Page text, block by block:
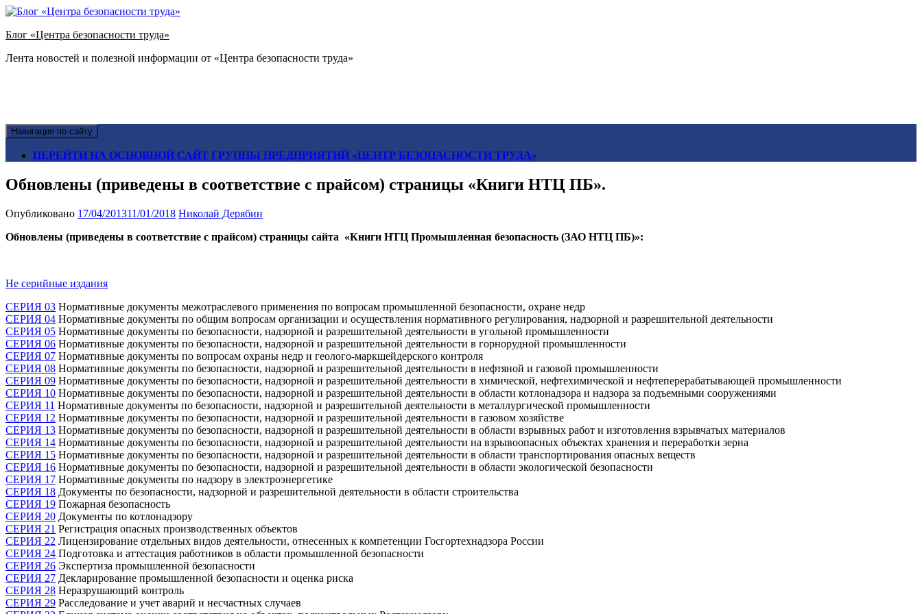
Блог «Центра безопасности труда»
Лента новостей и полезной информации от «Центра безопасности труда»
Навигация по сайту
ПЕРЕЙТИ НА ОСНОВНОЙ САЙТ ГРУППЫ ПРЕДПРИЯТИЙ «ЦЕНТР БЕЗОПАСНОСТИ ТРУДА»
Обновлены (приведены в соответствие с прайсом) страницы «Книги НТЦ ПБ».
Опубликовано 17/04/201311/01/2018 Николай Дерябин
Обновлены (приведены в соответствие с прайсом) страницы сайта «Книги НТЦ Промышленная безопасность (ЗАО НТЦ ПБ)»:
Не серийные издания
СЕРИЯ 03 Нормативные документы межотраслевого применения по вопросам промышленной безопасности, охране недр
СЕРИЯ 04 Нормативные документы по общим вопросам организации и осуществления нормативного регулирования, надзорной и разрешительной деятельности
СЕРИЯ 05 Нормативные документы по безопасности, надзорной и разрешительной деятельности в угольной промышленности
СЕРИЯ 06 Нормативные документы по безопасности, надзорной и разрешительной деятельности в горнорудной промышленности
СЕРИЯ 07 Нормативные документы по вопросам охраны недр и геолого-маркшейдерского контроля
СЕРИЯ 08 Нормативные документы по безопасности, надзорной и разрешительной деятельности в нефтяной и газовой промышленности
СЕРИЯ 09 Нормативные документы по безопасности, надзорной и разрешительной деятельности в химической, нефтехимической и нефтеперерабатывающей промышленности
СЕРИЯ 10 Нормативные документы по безопасности, надзорной и разрешительной деятельности в области котлонадзора и надзора за подъемными сооружениями
СЕРИЯ 11 Нормативные документы по безопасности, надзорной и разрешительной деятельности в металлургической промышленности
СЕРИЯ 12 Нормативные документы по безопасности, надзорной и разрешительной деятельности в газовом хозяйстве
СЕРИЯ 13 Нормативные документы по безопасности, надзорной и разрешительной деятельности в области взрывных работ и изготовления взрывчатых материалов
СЕРИЯ 14 Нормативные документы по безопасности, надзорной и разрешительной деятельности на взрывоопасных объектах хранения и переработки зерна
СЕРИЯ 15 Нормативные документы по безопасности, надзорной и разрешительной деятельности в области транспортирования опасных веществ
СЕРИЯ 16 Нормативные документы по безопасности, надзорной и разрешительной деятельности в области экологической безопасности
СЕРИЯ 17 Нормативные документы по надзору в электроэнергетике
СЕРИЯ 18 Документы по безопасности, надзорной и разрешительной деятельности в области строительства
СЕРИЯ 19 Пожарная безопасность
СЕРИЯ 20 Документы по котлонадзору
СЕРИЯ 21 Регистрация опасных производственных объектов
СЕРИЯ 22 Лицензирование отдельных видов деятельности, отнесенных к компетенции Госгортехнадзора России
СЕРИЯ 24 Подготовка и аттестация работников в области промышленной безопасности
СЕРИЯ 26 Экспертиза промышленной безопасности
СЕРИЯ 27 Декларирование промышленной безопасности и оценка риска
СЕРИЯ 28 Неразрушающий контроль
СЕРИЯ 29 Расследование и учет аварий и несчастных случаев